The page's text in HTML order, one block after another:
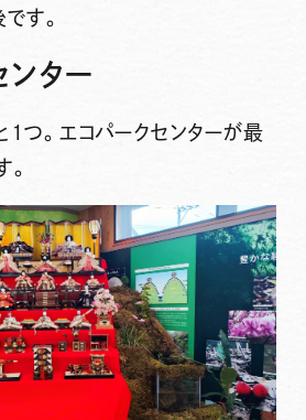
す。
ンター
1つ。エコパークセンターが最